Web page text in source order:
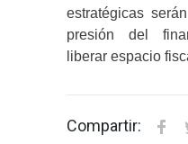
estratégicas
presión del
liberar espacio
Compartir: